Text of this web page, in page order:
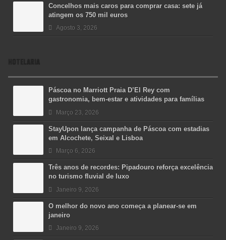
Concelhos mais caros para comprar casa: sete já
atingem os 750 mil euros
Agosto 3, 2026
HOTELARIA
Páscoa no Marriott Praia D’El Rey com
gastronomia, bem-estar e atividades para famílias
Março 23, 2026
StayUpon lança campanha de Páscoa com estadias
em Alcochete, Seixal e Lisboa
Março 6, 2026
Três anos de recordes: Pipadouro reforça excelência
no turismo fluvial de luxo
Janeiro 9, 2026
O melhor do novo ano começa a planear-se em
janeiro
Janeiro 9, 2026